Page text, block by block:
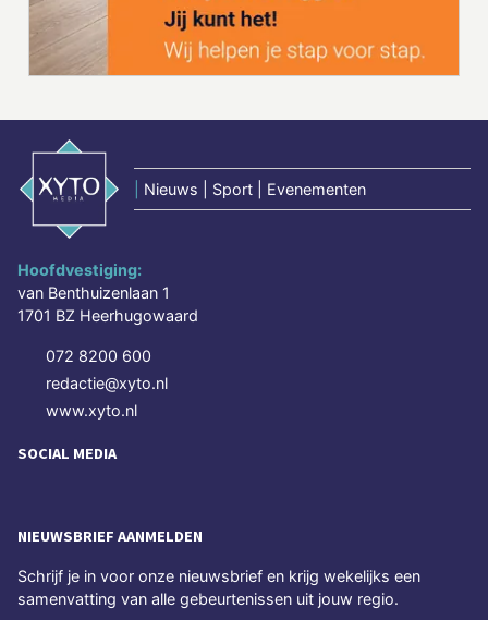
Nieuws | Sport | Evenementen
Hoofdvestiging:
van Benthuizenlaan 1
1701 BZ Heerhugowaard
072 8200 600
redactie@xyto.nl
www.xyto.nl
SOCIAL MEDIA
NIEUWSBRIEF AANMELDEN
Schrijf je in voor onze nieuwsbrief en krijg wekelijks een
samenvatting van alle gebeurtenissen uit jouw regio.